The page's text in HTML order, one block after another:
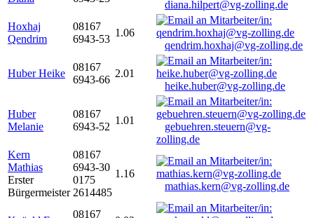
diana.hilpert@vg-zolling.de
Hoxhaj
Qendrim
08167
6943-53
1.06
qendrim.hoxhaj@vg-zolling.de
Huber Heike
08167
6943-66
2.01
heike.huber@vg-zolling.de
Huber
Melanie
08167
6943-52
1.01
gebuehren.steuern@vg-
zolling.de
Kern
Mathias
Erster
Bürgermeister
08167
6943-30
0175
2614485
1.16
mathias.kern@vg-zolling.de
08167